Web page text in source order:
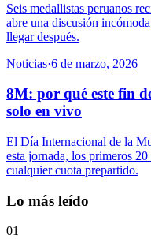
Seis medallistas peruanos
abre una discusión
llegar después.
Noticias·6 de marzo, 2026
8M: por qué este fin
solo en vivo
El Día Internacional de la
esta jornada, los primeros
cualquier cuota prepartido.
Lo más leído
01